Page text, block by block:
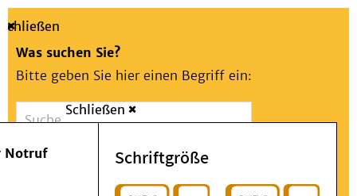
Suche
Schließen
Was suchen Sie?
Bitte geben Sie hier einen Begriff ein:
Suchen
Notfall
Schließen
Notruf Schriftgröße
Menü